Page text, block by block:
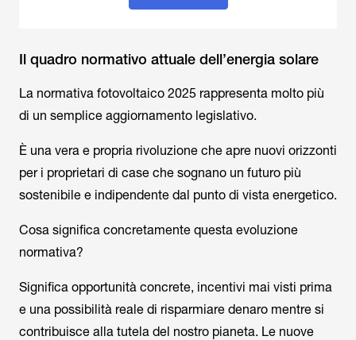
Il quadro normativo attuale dell’energia solare
La normativa fotovoltaico 2025 rappresenta molto più
di un semplice aggiornamento legislativo.
È una vera e propria rivoluzione che apre nuovi orizzonti
per i proprietari di case che sognano un futuro più
sostenibile e indipendente dal punto di vista energetico.
Cosa significa concretamente questa evoluzione
normativa?
Significa opportunità concrete, incentivi mai visti prima
e una possibilità reale di risparmiare denaro mentre si
contribuisce alla tutela del nostro pianeta. Le nuove